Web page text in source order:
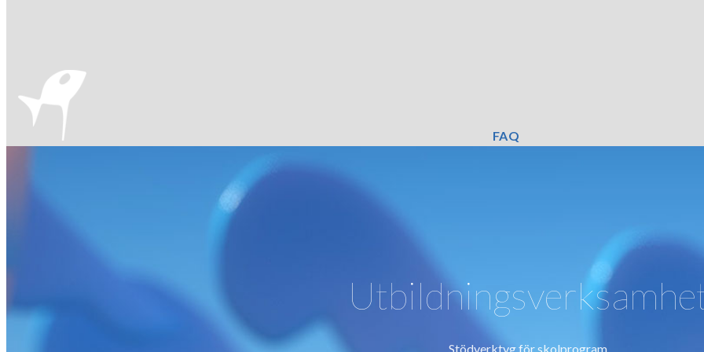
FAQ
Stödverktyg för skolprogram